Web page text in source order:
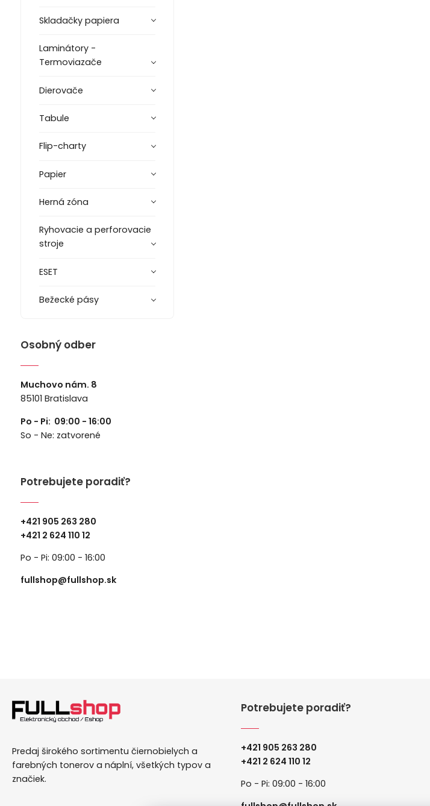
Skladačky papiera
Laminátory -
Termoviazače
Dierovače
Tabule
Flip-charty
Papier
Herná zóna
Ryhovacie a perforovacie
stroje
ESET
Bežecké pásy
Osobný odber
Muchovo nám. 8
85101 Bratislava
Po - Pi: 09:00 - 16:00
So - Ne: zatvorené
Potrebujete poradiť?
+421 905 263 280
+421 2 624 110 12
Po - Pi: 09:00 - 16:00
fullshop@fullshop.sk
Predaj širokého sortimentu čiernobielych a
farebných tonerov a náplní, všetkých typov a
značiek.
Potrebujete poradiť?
+421 905 263 280
+421 2 624 110 12
Po - Pi: 09:00 - 16:00